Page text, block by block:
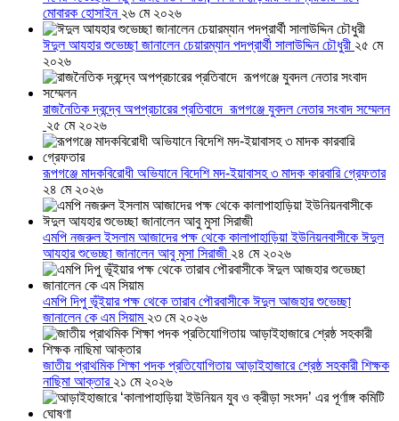
মোবারক হোসাইন ২৬ মে ২০২৬
ঈদুল আযহার শুভেচ্ছা জানালেন চেয়ারম্যান পদপ্রার্থী সালাউদ্দিন চৌধুরী ২৫ মে
২০২৬
রাজনৈতিক দ্বন্দ্বে অপপ্রচারের প্রতিবাদে ‎রূপগঞ্জে যুবদল নেতার সংবাদ সম্মেলন
২৫ মে ২০২৬
রূপগঞ্জে মাদকবিরোধী অভিযানে বিদেশি মদ-ইয়াবাসহ ৩ মাদক কারবারি গ্রেফতার
২৪ মে ২০২৬
এমপি নজরুল ইসলাম আজাদের পক্ষ থেকে কালাপাহাড়িয়া ইউনিয়নবাসীকে ঈদুল
আযহার শুভেচ্ছা জানালেন আবু মুসা সিরাজী ২৪ মে ২০২৬
এমপি দিপু ভূঁইয়ার পক্ষ থেকে তারাব পৌরবাসীকে ঈদুল আজহার শুভেচ্ছা
জানালেন কে এম সিয়াম ২৩ মে ২০২৬
জাতীয় প্রাথমিক শিক্ষা পদক প্রতিযোগিতায় আড়াইহাজারে শ্রেষ্ঠ সহকারী শিক্ষক
নাছিমা আক্তার ২১ মে ২০২৬